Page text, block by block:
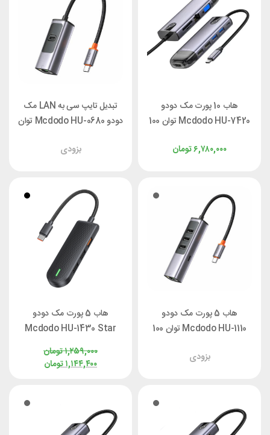
هاب 10 پورت مک دودو
Mcdodo HU-7420 توان 100
تومان۶,۷۸۰,۰۰۰
تبدیل تایپ سی به LAN مک
دودو Mcdodo HU-0680 توان
بزودی
هاب 5 پورت مک دودو
Mcdodo HU-1110 توان 100
بزودی
هاب 5 پورت مک دودو
Mcdodo HU-1430 Star
تومان۱,۲۵۹,۰۰۰
تومان۱,۱۴۴,۴۰۰